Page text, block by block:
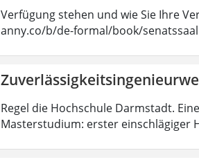
Verfügung stehen und wie Sie Ihre
anny.co/b/de-formal/book/
Regel die Hochschule Darmstadt.
Masterstudium: erster einschlägiger